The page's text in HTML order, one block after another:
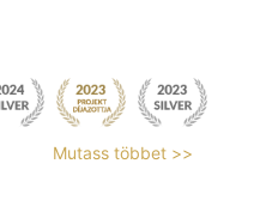
Mutass többet >>